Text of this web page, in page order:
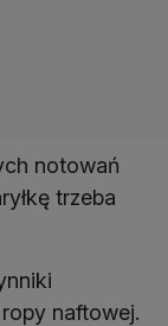
notowań
trzeba
naftowej.